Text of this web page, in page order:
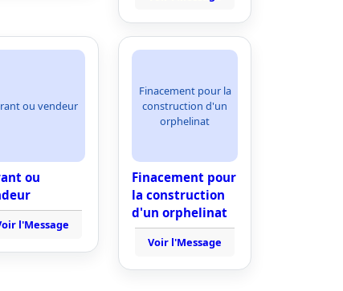
ou vendeur
ou
l'Message
Finacement pour la
construction d'un
orphelinat
Finacement pour
la construction
d'un orphelinat
Voir l'Message